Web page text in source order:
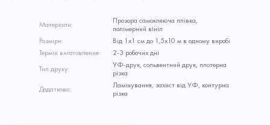
Матеріали:
Прозора самоклеюча плівка,
полімерний вініл
Розміри:
Від 1х1 см до 1,5х10 м в одному виробі
Термін виготовлення:
2-3 робочих дні
Тип друку:
УФ-друк, сольвентний друк, плотерна
різка
Додатково:
Ламінування, захист від УФ, контурна
різка